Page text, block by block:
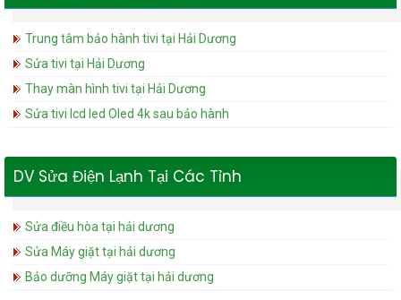
Trung tâm bảo hành tivi tại Hải Dương
Sửa tivi tại Hải Dương
Thay màn hình tivi tại Hải Dương
Sửa tivi lcd led Oled 4k sau bảo hành
DV Sửa Điện Lạnh Tại Các Tỉnh
Sửa điều hòa tại hải dương
Sửa Máy giặt tại hải dương
Bảo dưỡng Máy giặt tại hải dương